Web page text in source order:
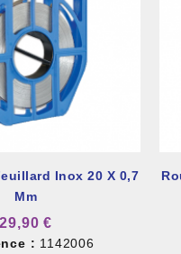
Inox 20 X 0,7
Mm
29,90 €
: 1142006